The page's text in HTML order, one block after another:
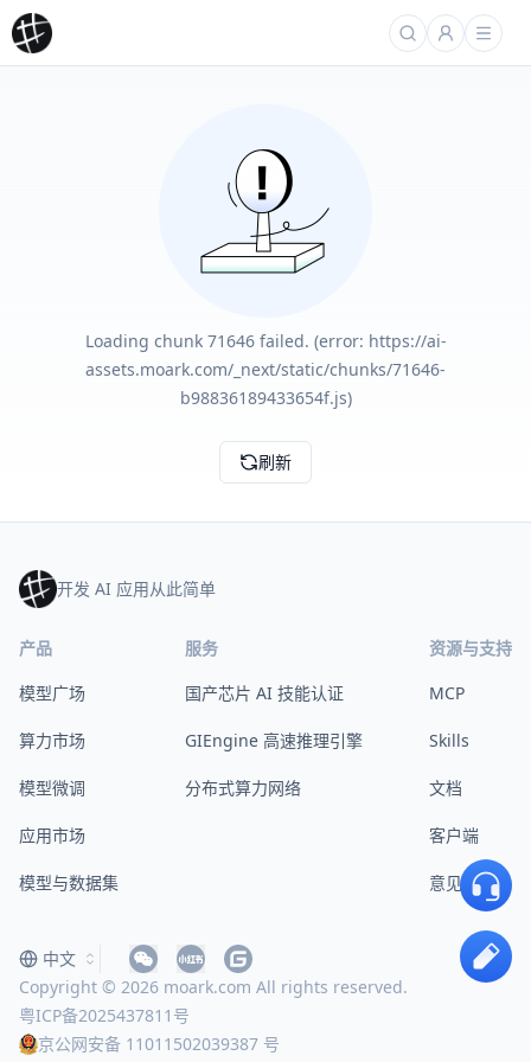
Loading chunk 71646 failed. (error: https://ai-
assets.moark.com/_next/static/chunks/71646-
b98836189433654f.js)
刷新
开发 AI 应用从此简单
产品
模型广场
算力市场
模型微调
应用市场
模型与数据集
服务
国产芯片 AI 技能认证
GIEngine 高速推理引擎
分布式算力网络
资源与支持
MCP
Skills
文档
客户端
意见反馈
Copyright © 2026 moark.com All rights reserved.
粤ICP备2025437811号
京公网安备 11011502039387 号
中文